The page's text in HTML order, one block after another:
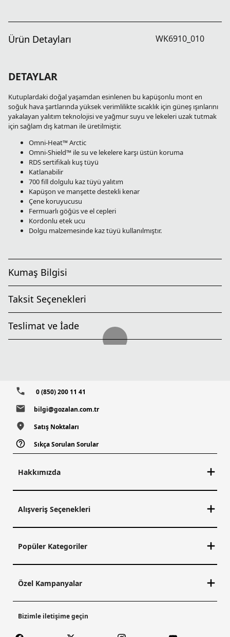
Ürün Detayları WK6910_010
DETAYLAR
Kutuplardaki doğal yaşamdan esinlenen bu kapüşonlu mont en
soğuk hava şartlarında yüksek verimlilikte sıcaklık için güneş ışınlarını
yakalayan yalıtım teknolojisi ve yağmur suyu ve lekeleri uzak tutmak
için sağlam dış katman ile üretilmiştir.
Omni-Heat™ Arctic
Omni-Shield™ ile su ve lekelere karşı üstün koruma
RDS sertifikalı kuş tüyü
Katlanabilir
700 fill dolgulu kaz tüyü yalıtım
Kapüşon ve manşette destekli kenar
Çene koruyucusu
Fermuarlı göğüs ve el cepleri
Kordonlu etek ucu
Dolgu malzemesinde kaz tüyü kullanılmıştır.
Kumaş Bilgisi
Taksit Seçenekleri
Teslimat ve İade
0 (850) 200 11 41
bilgi@gozalan.com.tr
Satış Noktaları
Sıkça Sorulan Sorular
Hakkımızda
Alışveriş Seçenekleri
Popüler Kategoriler
Özel Kampanyalar
Bizimle iletişime geçin